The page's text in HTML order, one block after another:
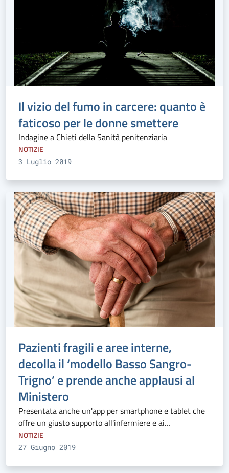
Il vizio del fumo in carcere: quanto è
faticoso per le donne smettere
Indagine a Chieti della Sanità penitenziaria
NOTIZIE
3 Luglio 2019
Pazienti fragili e aree interne,
decolla il ‘modello Basso Sangro-
Trigno’ e prende anche applausi al
Ministero
Presentata anche un'app per smartphone e tablet che
offre un giusto supporto all'infermiere e ai…
NOTIZIE
27 Giugno 2019